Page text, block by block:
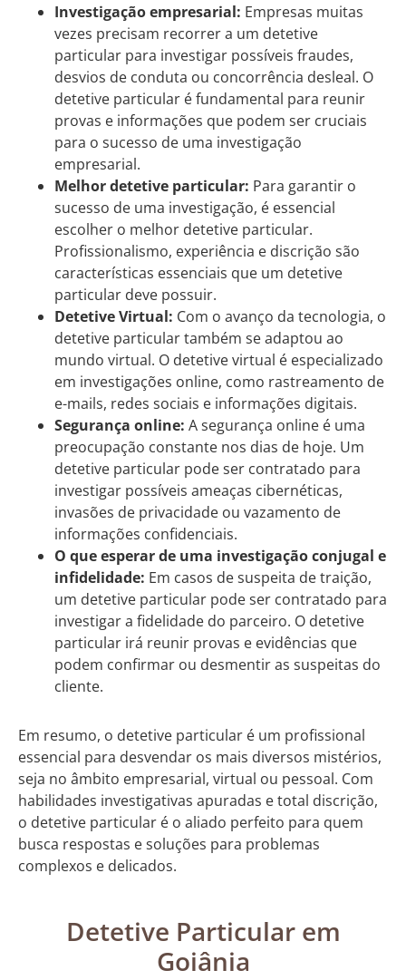
Investigação empresarial: Empresas muitas
vezes precisam recorrer a um detetive
particular para investigar possíveis fraudes,
desvios de conduta ou concorrência desleal. O
detetive particular é fundamental para reunir
provas e informações que podem ser cruciais
para o sucesso de uma investigação
empresarial.
Melhor detetive particular: Para garantir o
sucesso de uma investigação, é essencial
escolher o melhor detetive particular.
Profissionalismo, experiência e discrição são
características essenciais que um detetive
particular deve possuir.
Detetive Virtual: Com o avanço da tecnologia, o
detetive particular também se adaptou ao
mundo virtual. O detetive virtual é especializado
em investigações online, como rastreamento de
e-mails, redes sociais e informações digitais.
Segurança online: A segurança online é uma
preocupação constante nos dias de hoje. Um
detetive particular pode ser contratado para
investigar possíveis ameaças cibernéticas,
invasões de privacidade ou vazamento de
informações confidenciais.
O que esperar de uma investigação conjugal e
infidelidade: Em casos de suspeita de traição,
um detetive particular pode ser contratado para
investigar a fidelidade do parceiro. O detetive
particular irá reunir provas e evidências que
podem confirmar ou desmentir as suspeitas do
cliente.
Em resumo, o detetive particular é um profissional
essencial para desvendar os mais diversos mistérios,
seja no âmbito empresarial, virtual ou pessoal. Com
habilidades investigativas apuradas e total discrição,
o detetive particular é o aliado perfeito para quem
busca respostas e soluções para problemas
complexos e delicados.
Detetive Particular em
Goiânia